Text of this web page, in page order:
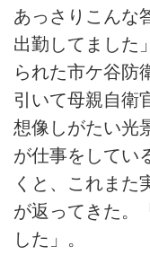
あっさりこんな
出勤してました
られた市ケ谷防
引いて母親自衛
想像しがたい光
が仕事をしてい
くと、これまた
が返ってきた。
した」。